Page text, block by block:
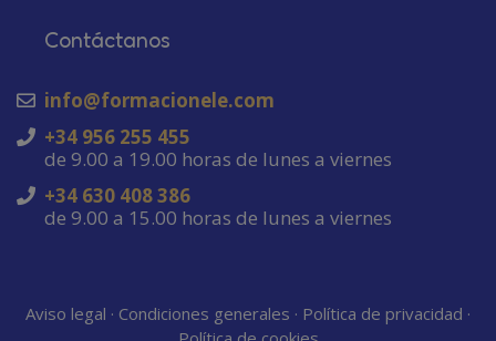
Contáctanos
info@formacionele.com
+34 956 255 455
de 9.00 a 19.00 horas de lunes a viernes
+34 630 408 386
de 9.00 a 15.00 horas de lunes a viernes
Aviso legal · Condiciones generales · Política de privacidad ·